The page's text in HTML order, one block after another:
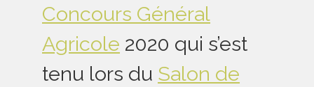
Concours Général
Agricole 2020 qui s’est
tenu lors du Salon de